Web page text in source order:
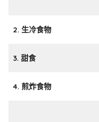
2. 生冷食物
3. 甜食
4. 煎炸食物